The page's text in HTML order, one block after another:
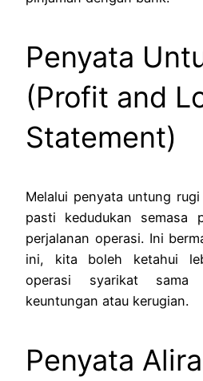
Penyata
(Profit and
Statement)
Melalui penyata untung
pasti kedudukan semasa
perjalanan operasi. Ini
ini, kita boleh ketahui
operasi syarikat sama
keuntungan atau kerugian.
Penyata